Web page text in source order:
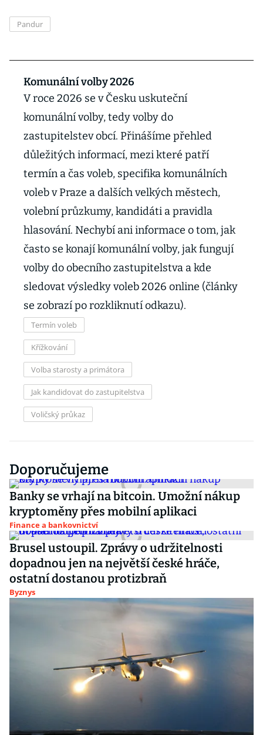
Pandur
Komunální volby 2026
V roce 2026 se v Česku uskuteční
komunální volby, tedy volby do
zastupitelstev obcí. Přinášíme přehled
důležitých informací, mezi které patří
termín a čas voleb, specifika komunálních
voleb v Praze a dalších velkých městech,
volební průzkumy, kandidáti a pravidla
hlasování. Nechybí ani informace o tom, jak
často se konají komunální volby, jak fungují
volby do obecního zastupitelstva a kde
sledovat výsledky voleb 2026 online (články
se zobrazí po rozkliknutí odkazu).
Termín voleb
Křížkování
Volba starosty a primátora
Jak kandidovat do zastupitelstva
Voličský průkaz
Doporučujeme
Banky se vrhají na bitcoin. Umožní nákup
kryptoměny přes mobilní aplikaci
Finance a bankovnictví
Brusel ustoupil. Zprávy o udržitelnosti
dopadnou jen na největší české hráče,
ostatní dostanou protizbraň
Byznys